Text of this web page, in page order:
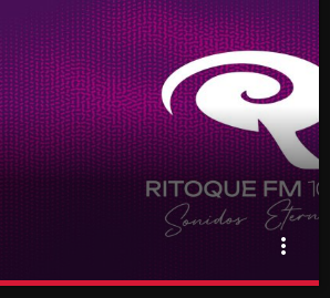
more_vert